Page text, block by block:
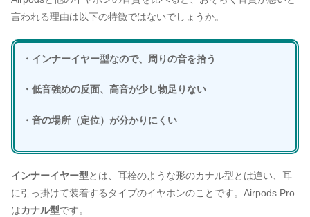
言われる理由は以下の特徴ではないでしょうか。
・インナーイヤー型なので、周りの音を拾う
・低音強めの反面、高音が少し物足りない
・音の場所（定位）が分かりにくい
インナーイヤー型とは、耳栓のような形のカナル型とは違い、耳
に引っ掛けて装着するタイプのイヤホンのことです。Airpods Pro
はカナル型です。